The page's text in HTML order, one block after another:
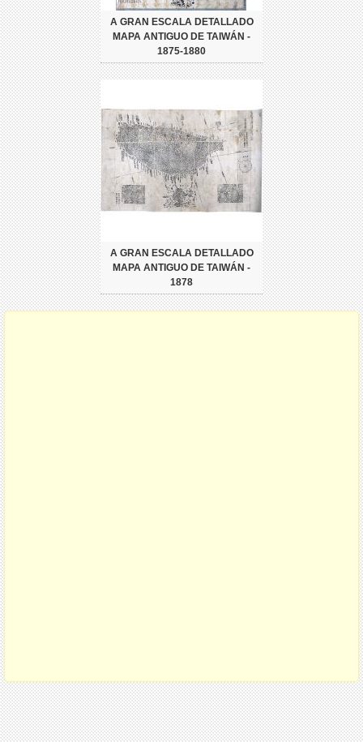
A GRAN ESCALA DETALLADO
MAPA ANTIGUO DE TAIWÁN -
1875-1880
A GRAN ESCALA DETALLADO
MAPA ANTIGUO DE TAIWÁN -
1878